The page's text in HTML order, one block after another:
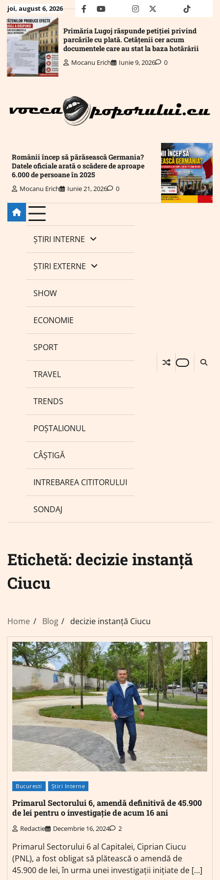
Skip
to
content
joi, august 6, 2026 facebookyoutubeMailinstagram
twitter truthtiktok
Primăria Lugoj răspunde petiției privind
parcările cu plată. Cetățenii cer acum
documentele care au stat la baza hotărârii
Mocanu Erich Iunie 9, 2026 0
Românii încep să părăsească Germania?
Datele oficiale arată o scădere de aproape
6.000 de persoane în 2025
Mocanu Erich Iunie 21, 2026 0
ȘTIRI INTERNE
ȘTIRI EXTERNE
SHOW
ECONOMIE
SPORT
TRAVEL
TRENDS
POȘTALIONUL
CÂȘTIGĂ
INTREBAREA CITITORULUI
SONDAJ
Etichetă: decizie instanță
Ciucu
Home Blog decizie instanță Ciucu
Bucuresti Știri Interne
Primarul Sectorului 6, amendă definitivă de 45.900
de lei pentru o investigație de acum 16 ani
Redactie Decembrie 16, 2024 2
Primarul Sectorului 6 al Capitalei, Ciprian Ciucu
(PNL), a fost obligat să plătească o amendă de
45.900 de lei, în urma unei investigații inițiate de […]